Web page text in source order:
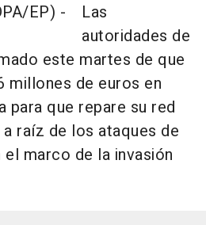
EP) -
Las
autoridades de
este martes de que
millones de euros en
para que repare su red
raíz de los ataques de
marco de la invasión